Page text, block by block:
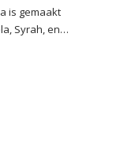
is gemaakt
Syrah, en